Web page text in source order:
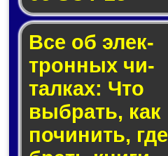
Все об элек­
трон­ных чи­
тал­ках: Что
выб­рать, как
по­чи­нить, где